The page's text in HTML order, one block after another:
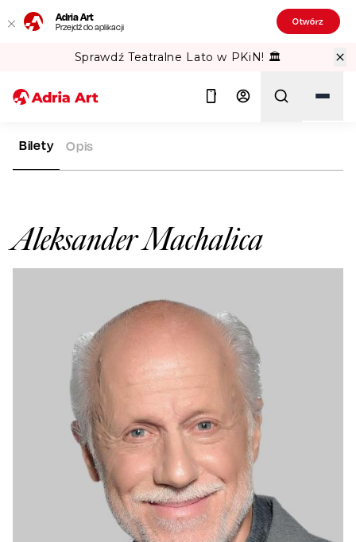
Adria Art
Przejdź do aplikacji Otwórz
Sprawdź Teatralne Lato w PKiN! 🏛️
ADRIA ART
Aleksander Machalica
Bilety Opis